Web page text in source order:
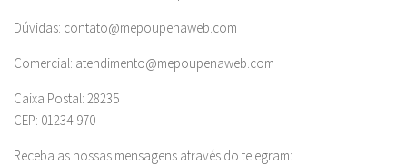
Dúvidas: contato@mepoupenaweb.com
Comercial: atendimento@mepoupenaweb.com
Caixa Postal: 28235
CEP: 01234-970
Receba as nossas mensagens através do telegram: